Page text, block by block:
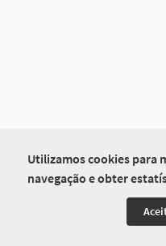
Utilizamos cookies para
navegação e obter